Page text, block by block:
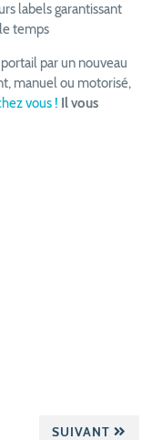
labels garantissant
temps
par un nouveau
manuel ou motorisé,
vous ! Il vous
SUIVANT